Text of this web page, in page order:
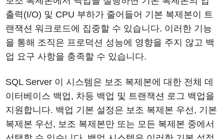
출력(I/O) 및 CPU 부하가 줄어들어 기본 복제본이 트
랜잭션 워크로드에 집중할 수 있습니다. 이러한 기능
을 통해 조직은 프로덕션 성능에 영향을 주지 않고 백
업 요구 사항을 충족할 수 있습니다.
SQL Server 이 시스템은 보조 복제본에 대한 전체 데
이터베이스 백업, 차등 백업 및 트랜잭션 로그 백업을
지원합니다. 백업 기본 설정은 보조 복제본 우선, 기본
복제본 우선, 보조 복제본만 또는 모든 복제본 중에서